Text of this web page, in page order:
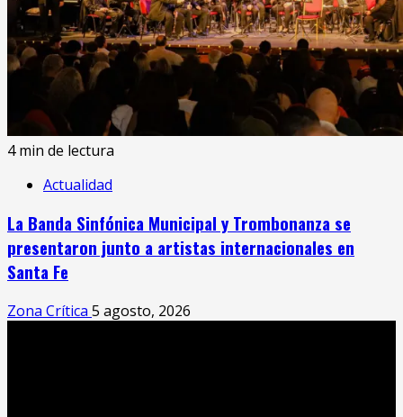
4 min de lectura
Actualidad
La Banda Sinfónica Municipal y Trombonanza se
presentaron junto a artistas internacionales en
Santa Fe
Zona Crítica 5 agosto, 2026